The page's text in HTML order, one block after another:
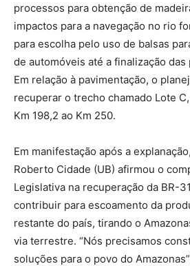
processos para obtenção de
impactos para a navegação no rio
para escolha pelo uso de balsas
de automóveis até a finalização
Em relação à pavimentação, o
recuperar o trecho chamado Lote
Km 198,2 ao Km 250.
Em manifestação após a
Roberto Cidade (UB) afirmou o
Legislativa na recuperação da BR-
contribuir para escoamento da
restante do país, tirando o
via terrestre. “Nós precisamos
soluções para o povo do